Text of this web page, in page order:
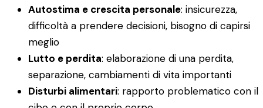
Autostima e crescita personale: insicurezza,
difficoltà a prendere decisioni, bisogno di capirsi
meglio
Lutto e perdita: elaborazione di una perdita,
separazione, cambiamenti di vita importanti
Disturbi alimentari: rapporto problematico con il